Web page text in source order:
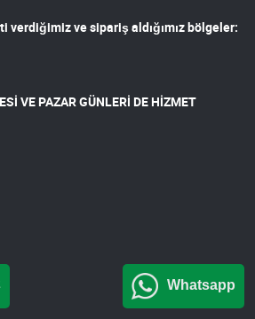
verdiğimiz ve sipariş aldığımız bölgeler:
VE PAZAR GÜNLERİ DE HİZMET
Whatsapp